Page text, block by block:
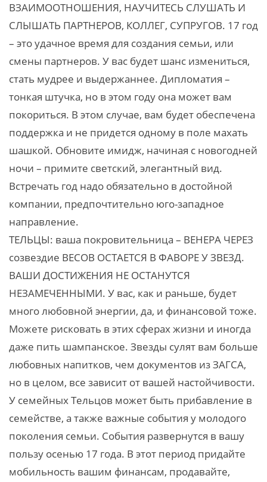
ВЗАИМООТНОШЕНИЯ, НАУЧИТЕСЬ СЛУШАТЬ И
СЛЫШАТЬ ПАРТНЕРОВ, КОЛЛЕГ, СУПРУГОВ. 17 год
– это удачное время для создания семьи, или
смены партнеров. У вас будет шанс измениться,
стать мудрее и выдержаннее. Дипломатия –
тонкая штучка, но в этом году она может вам
покориться. В этом случае, вам будет обеспечена
поддержка и не придется одному в поле махать
шашкой. Обновите имидж, начиная с новогодней
ночи – примите светский, элегантный вид.
Встречать год надо обязательно в достойной
компании, предпочтительно юго-западное
направление.
ТЕЛЬЦЫ: ваша покровительница – ВЕНЕРА ЧЕРЕЗ
созвездие ВЕСОВ ОСТАЕТСЯ В ФАВОРЕ У ЗВЕЗД.
ВАШИ ДОСТИЖЕНИЯ НЕ ОСТАНУТСЯ
НЕЗАМЕЧЕННЫМИ. У вас, как и раньше, будет
много любовной энергии, да, и финансовой тоже.
Можете рисковать в этих сферах жизни и иногда
даже пить шампанское. Звезды сулят вам больше
любовных напитков, чем документов из ЗАГСА,
но в целом, все зависит от вашей настойчивости.
У семейных Тельцов может быть прибавление в
семействе, а также важные события у молодого
поколения семьи. События развернутся в вашу
пользу осенью 17 года. В этот период придайте
мобильность вашим финансам, продавайте,